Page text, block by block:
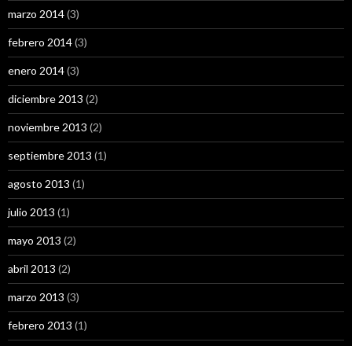
marzo 2014(3)
febrero 2014(3)
enero 2014(3)
diciembre 2013 (2)
noviembre 2013 (2)
septiembre 2013 (1)
agosto 2013 (1)
julio 2013 (1)
mayo 2013 (2)
abril 2013 (2)
marzo 2013 (3)
febrero 2013 (1)